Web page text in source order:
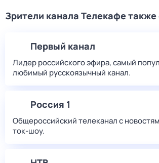
Зрители канала Телекафе
Первый канал
Лидер российского эфира, самый
любимый русскоязычный канал.
Россия 1
Общероссийский телеканал с
ток-шоу.